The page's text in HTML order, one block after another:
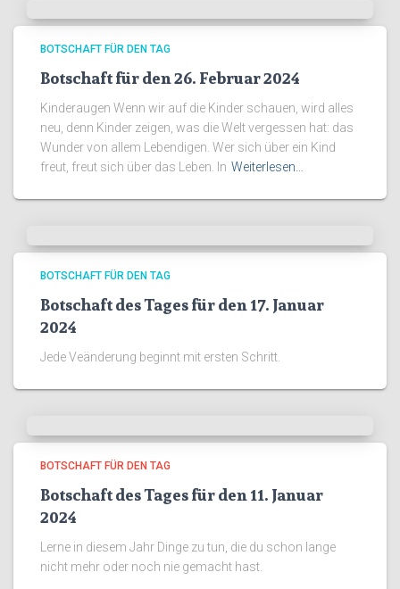
BOTSCHAFT FÜR DEN TAG
Botschaft für den 26. Februar 2024
Kinderaugen Wenn wir auf die Kinder schauen, wird alles
neu, denn Kinder zeigen, was die Welt vergessen hat: das
Wunder von allem Lebendigen. Wer sich über ein Kind
freut, freut sich über das Leben. In Weiterlesen…
BOTSCHAFT FÜR DEN TAG
Botschaft des Tages für den 17. Januar
2024
Jede Veänderung beginnt mit ersten Schritt.
BOTSCHAFT FÜR DEN TAG
Botschaft des Tages für den 11. Januar
2024
Lerne in diesem Jahr Dinge zu tun, die du schon lange
nicht mehr oder noch nie gemacht hast.